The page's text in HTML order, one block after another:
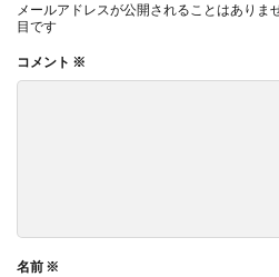
メールアドレスが公開されることはありませ
目です
コメント ※
名前 ※